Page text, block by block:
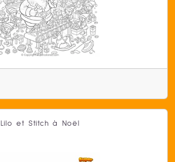
Lilo et Stitch à Noël